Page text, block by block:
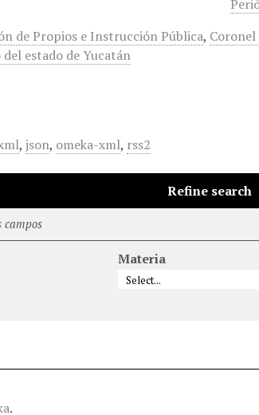
de Propios e Instrucción Pública,
estado de Yucatán
,json, omeka-xml, rss2
Refine search
campos
Materia
.